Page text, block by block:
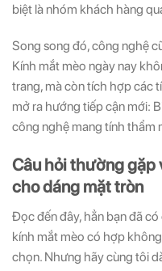
biệt là nhóm khách hàng
Song song đó, công nghệ
Kính mắt mèo ngày nay
trang, mà còn tích hợp các
mở ra hướng tiếp cận mới:
công nghệ mang tính thẩm
Câu hỏi thường gặp
cho dáng mặt tròn
Đọc đến đây, hẳn bạn đã
kính mắt mèo có hợp
chọn. Nhưng hãy cùng tôi